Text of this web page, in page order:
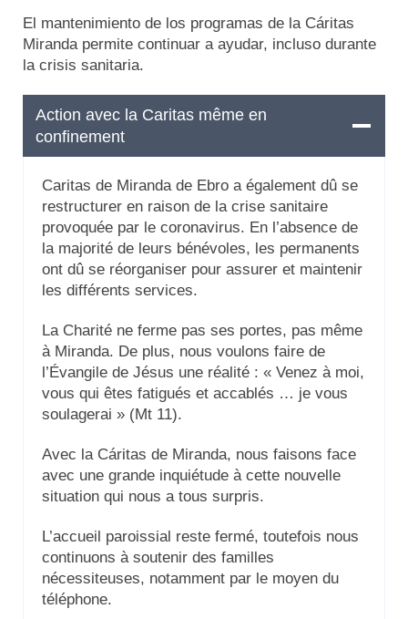
El mantenimiento de los programas de la Cáritas
Miranda permite continuar a ayudar, incluso durante
la crisis sanitaria.
Action avec la Caritas même en
confinement
Caritas de Miranda de Ebro a également dû se
restructurer en raison de la crise sanitaire
provoquée par le coronavirus. En l’absence de
la majorité de leurs bénévoles, les permanents
ont dû se réorganiser pour assurer et maintenir
les différents services.
La Charité ne ferme pas ses portes, pas même
à Miranda. De plus, nous voulons faire de
l’Évangile de Jésus une réalité : « Venez à moi,
vous qui êtes fatigués et accablés … je vous
soulagerai » (Mt 11).
Avec la Cáritas de Miranda, nous faisons face
avec une grande inquiétude à cette nouvelle
situation qui nous a tous surpris.
L’accueil paroissial reste fermé, toutefois nous
continuons à soutenir des familles
nécessiteuses, notamment par le moyen du
téléphone.